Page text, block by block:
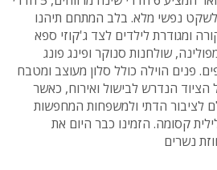
נפשי מלא. בלב המתחם תיהנו
ומגודרת לילדים לצד ג'קוזי ספא
שולחנות סנוקר ופינג פונג
פנים הוילה כולל סלון מעוצב ומטבח
הנדרש לבישול ואירוח, כאשר
לציבור הדתי ולמשפחות המחפשות
קסומה. הזמינו כבר היום את
נשרים